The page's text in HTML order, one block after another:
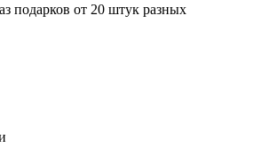
подарков от 20 штук разных